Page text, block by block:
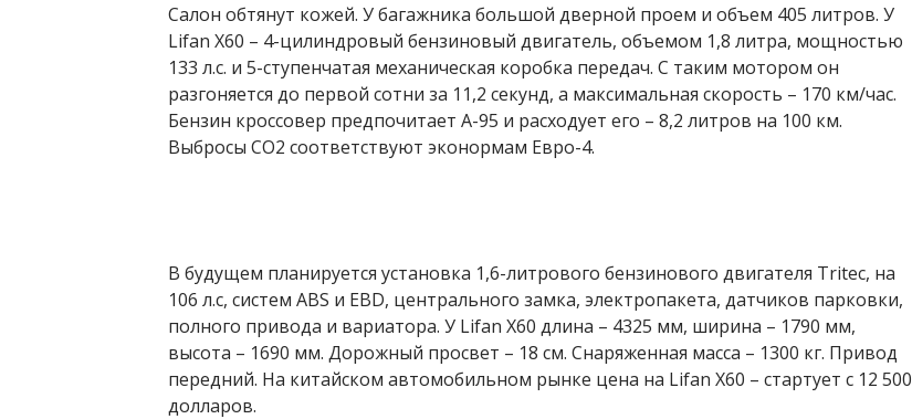
Салон обтянут кожей. У багажника большой дверной проем и объем 405 литров. У
Lifan X60 – 4-цилиндровый бензиновый двигатель, объемом 1,8 литра, мощностью
133 л.с. и 5-ступенчатая механическая коробка передач. С таким мотором он
разгоняется до первой сотни за 11,2 секунд, а максимальная скорость – 170 км/час.
Бензин кроссовер предпочитает А-95 и расходует его – 8,2 литров на 100 км.
Выбросы СО2 соответствуют эконормам Евро-4.
В будущем планируется установка 1,6-литрового бензинового двигателя Tritec, на
106 л.с, систем ABS и EBD, центрального замка, электропакета, датчиков парковки,
полного привода и вариатора. У Lifan X60 длина – 4325 мм, ширина – 1790 мм,
высота – 1690 мм. Дорожный просвет – 18 см. Снаряженная масса – 1300 кг. Привод
передний. На китайском автомобильном рынке цена на Lifan X60 – стартует с 12 500
долларов.